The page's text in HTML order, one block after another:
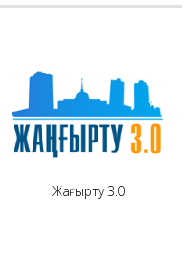
Жаңғырту 3.0